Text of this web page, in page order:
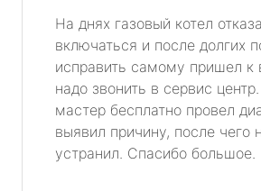
На днях газовый котел
включаться и после долгих
исправить самому пришел к
надо звонить в сервис
мастер бесплатно провел
выявил причину, после чего
устранил. Спасибо большое.